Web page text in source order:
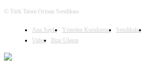
© Türk Tarım Orman Sendikası
Ana Sayfa Yönetim Kurulumuz Sendikalar
Video
Bize Ulaşın